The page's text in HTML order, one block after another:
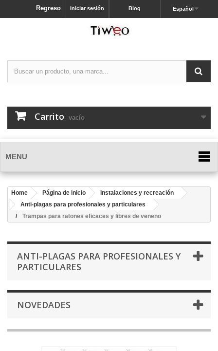
Español
Blog
Iniciar sesión
Regreso
Carrito vacío
MENU
Home Página de inicio
Instalaciones y recreación
Anti-plagas para profesionales y particulares
Trampas para ratones eficaces y libres de veneno
ANTI-PLAGAS PARA PROFESIONALES Y
PARTICULARES
NOVEDADES